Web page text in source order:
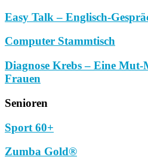
Easy Talk – Englisch-
Computer Stammtisch
Diagnose Krebs – Eine
Frauen
Senioren
Sport 60+
Zumba Gold®